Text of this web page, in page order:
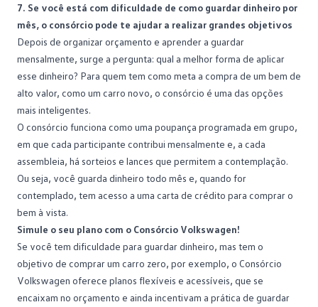
7. Se você está com dificuldade de como guardar dinheiro por
mês, o consórcio pode te ajudar a realizar grandes objetivos
Depois de organizar orçamento e aprender a guardar
mensalmente, surge a pergunta: qual a melhor forma de aplicar
esse dinheiro? Para quem tem como meta a compra de um bem de
alto valor, como um carro novo, o consórcio é uma das opções
mais inteligentes.
O consórcio funciona como uma poupança programada em grupo,
em que cada participante contribui mensalmente e, a cada
assembleia, há sorteios e lances que permitem a contemplação.
Ou seja, você guarda dinheiro todo mês e, quando for
contemplado, tem acesso a uma carta de crédito para comprar o
bem à vista.
Simule o seu plano com o Consórcio Volkswagen!
Se você tem dificuldade para guardar dinheiro, mas tem o
objetivo de comprar um carro zero, por exemplo, o Consórcio
Volkswagen oferece planos flexíveis e acessíveis, que se
encaixam no orçamento e ainda incentivam a prática de guardar